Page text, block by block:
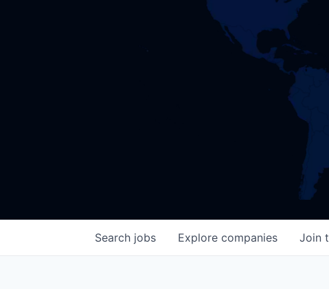
Search jobs Explore companies Join